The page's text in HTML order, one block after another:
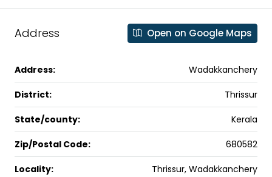
Address Open on Google Maps
Address: Wadakkanchery
District: Thrissur
State/county: Kerala
Zip/Postal Code: 680582
Locality: Thrissur, Wadakkanchery